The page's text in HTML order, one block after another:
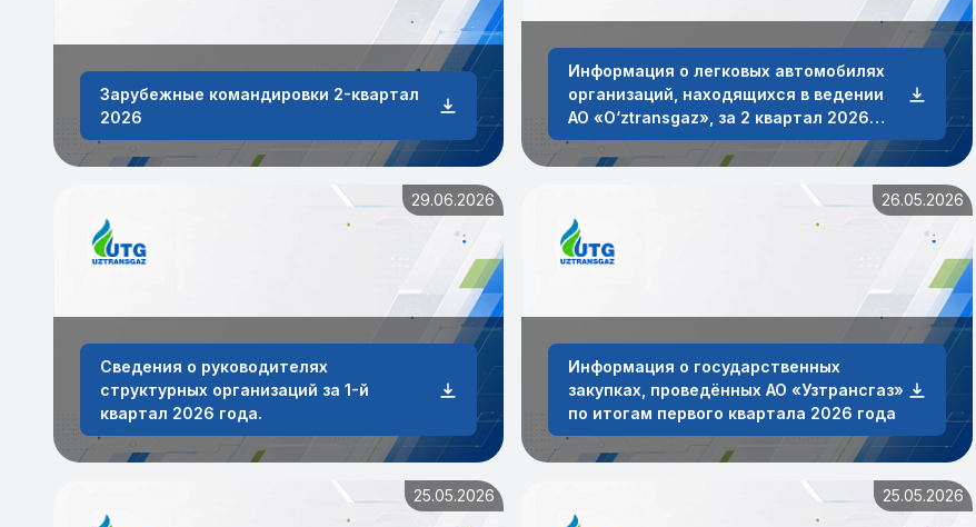
Зарубежные командировки 2-квартал
2026
Информация о легковых автомобилях
организаций, находящихся в ведении
АО «O‘ztransgaz», за 2 квартал 2026
года.
29.06.2026
Сведения о руководителях
структурных организаций за 1-й
квартал 2026 года.
26.05.2026
Информация о государственных
закупках, проведённых AO «Узтрансгаз»
по итогам первого квартала 2026 года
25.05.2026
25.05.2026